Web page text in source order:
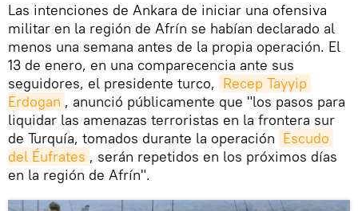
Las intenciones de Ankara de iniciar una ofensiva
militar en la región de Afrín se habían declarado al
menos una semana antes de la propia operación. El
13 de enero, en una comparecencia ante sus
seguidores, el presidente turco, Recep Tayyip
Erdogan , anunció públicamente que "los pasos para
liquidar las amenazas terroristas en la frontera sur
de Turquía, tomados durante la operación Escudo
del Éufrates , serán repetidos en los próximos días
en la región de Afrín".